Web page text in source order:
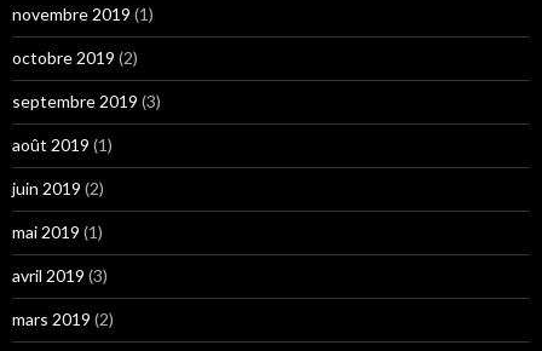
novembre 2019 (1)
octobre 2019 (2)
septembre 2019 (3)
août 2019 (1)
juin 2019 (2)
mai 2019 (1)
avril 2019 (3)
mars 2019 (2)